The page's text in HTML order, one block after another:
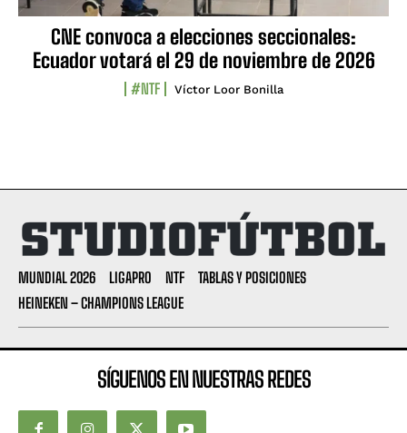
CNE convoca a elecciones seccionales:
Ecuador votará el 29 de noviembre de 2026
#NTF Víctor Loor Bonilla
MUNDIAL 2026 LIGAPRO NTF
TABLAS Y POSICIONES
HEINEKEN – CHAMPIONS LEAGUE
SÍGUENOS EN NUESTRAS REDES